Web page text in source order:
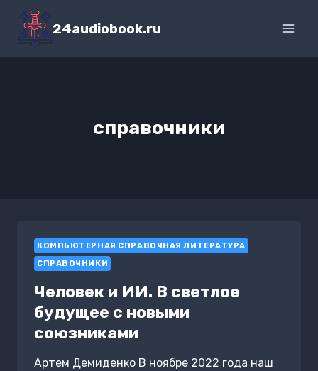
Перейти
содержимому
24audiobook.ru
справочники
КОМПЬЮТЕРНАЯ СПРАВОЧНАЯ ЛИТЕРАТУРА
СПРАВОЧНИКИ
Человек и ИИ. В светлое
будущее с новыми
союзниками
Артем Демиденко В ноябре 2022 года наш